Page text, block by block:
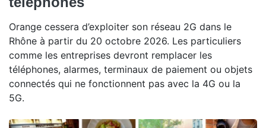
Orange cessera d’exploiter son réseau 2G dans le
Rhône à partir du 20 octobre 2026. Les particuliers
comme les entreprises devront remplacer les
téléphones, alarmes, terminaux de paiement ou objets
connectés qui ne fonctionnent pas avec la 4G ou la
5G.